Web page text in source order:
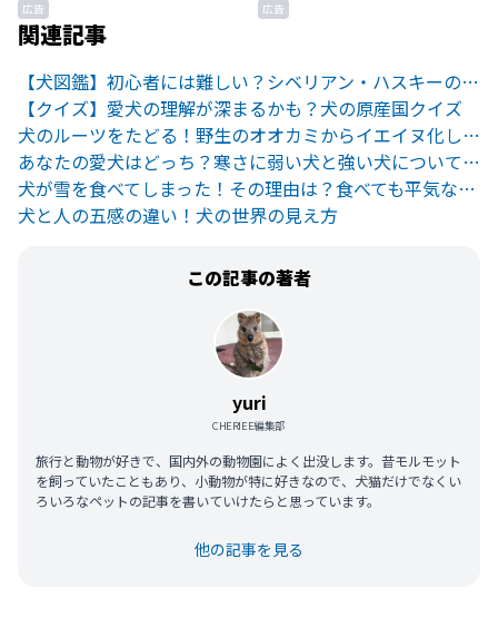
広告 広告
関連記事
【犬図鑑】初心者には難しい？シベリアン・ハスキーの特徴と飼い方
【クイズ】愛犬の理解が深まるかも？犬の原産国クイズ
犬のルーツをたどる！野生のオオカミからイエイヌ化した歴史
あなたの愛犬はどっち？寒さに弱い犬と強い犬について徹底解説！
犬が雪を食べてしまった！その理由は？食べても平気なの？
犬と人の五感の違い！犬の世界の見え方
この記事の著者
yuri
CHERIEE編集部
旅行と動物が好きで、国内外の動物園によく出没します。昔モルモット
を飼っていたこともあり、小動物が特に好きなので、犬猫だけでなくい
ろいろなペットの記事を書いていけたらと思っています。
他の記事を見る